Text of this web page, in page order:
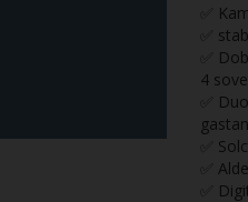
✅
✅
✅
4
✅
✅
✅
✅